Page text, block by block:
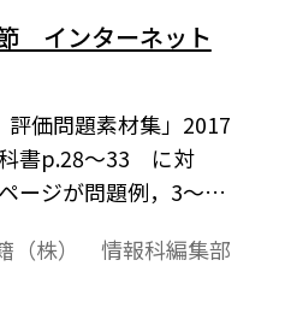
節 インターネット
評価問題素材集」2017
書p.28～33 に対
ージが問題例，3～4
，編集加工してご利
（株） 情報科編集部